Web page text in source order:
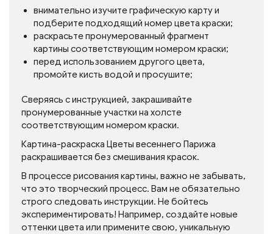
внимательно изучите графическую карту и
подберите подходящий номер цвета краски;
раскрасьте пронумерованный фрагмент
картины соответствующим номером краски;
перед использованием другого цвета,
промойте кисть водой и просушите;
Сверяясь с инструкцией, закрашивайте
пронумерованные участки на холсте
соответствующим номером краски.
Картина-раскраска Цветы весеннего Парижа
раскрашивается без смешивания красок.
В процессе рисования картины, важно не забывать,
что это творческий процесс. Вам не обязательно
строго следовать инструкции. Не бойтесь
экспериментировать! Например, создайте новые
оттенки цвета или примените свою, уникальную